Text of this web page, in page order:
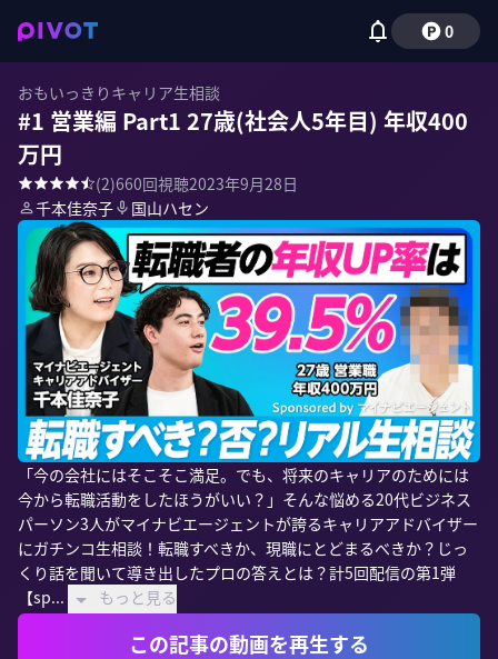
0
おもいっきりキャリア生相談
#1 営業編 Part1 27歳(社会人5年目) 年収400
万円
(2)660回視聴2023年9月28日
千本佳奈子
国山ハセン
「今の会社にはそこそこ満足。でも、将来のキャリアのためには
今から転職活動をしたほうがいい？」そんな悩める20代ビジネス
パーソン3人がマイナビエージェントが誇るキャリアアドバイザー
にガチンコ生相談！転職すべきか、現職にとどまるべきか？じっ
くり話を聞いて導き出したプロの答えとは？計5回配信の第1弾
【sp...
もっと見る
この記事の動画を再生する